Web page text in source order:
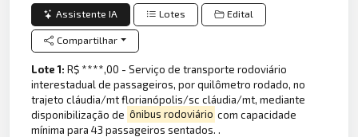
Assistente IA Lotes Edital
Compartilhar
Lote 1:R$ ****,00 - Serviço de transporte rodoviário
interestadual de passageiros, por quilômetro rodado, no
trajeto cláudia/mt florianópolis/sc cláudia/mt, mediante
disponibilização de ônibus rodoviário com capacidade
mínima para 43 passageiros sentados. .